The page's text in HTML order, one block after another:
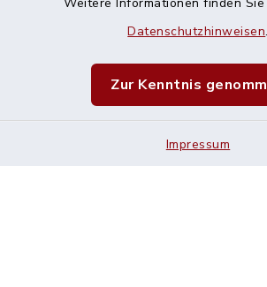
Datenschutzhinweisen.
Zur Kenntnis
Impressum
Barrierefreiheit
Impressum
Sitemap